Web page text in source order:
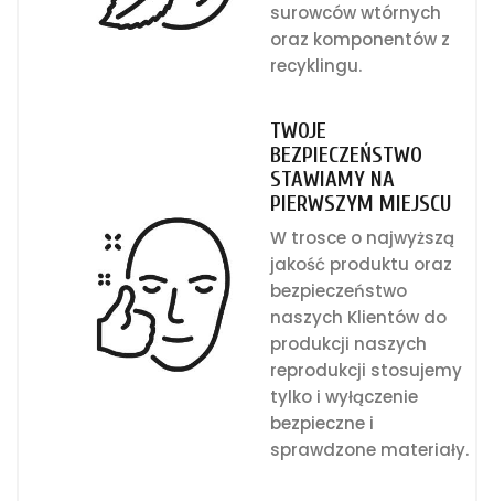
surowców wtórnych
oraz komponentów z
recyklingu.
TWOJE
BEZPIECZEŃSTWO
STAWIAMY NA
PIERWSZYM MIEJSCU
W trosce o najwyższą
jakość produktu oraz
bezpieczeństwo
naszych Klientów do
produkcji naszych
reprodukcji stosujemy
tylko i wyłączenie
bezpieczne i
sprawdzone materiały.